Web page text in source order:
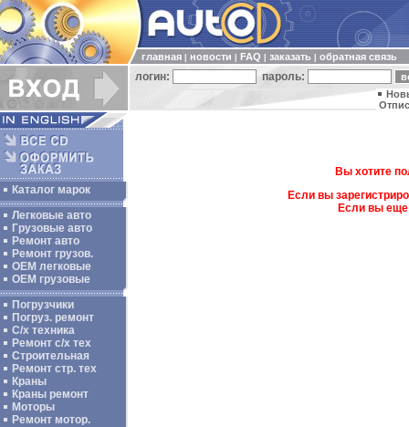
главная новости FAQ заказать обратная связь
логин: пароль:
Каталог марок
Легковые авто
Грузовые авто
Ремонт авто
Ремонт грузов.
ОЕМ легковые
OEM грузовые
Погрузчики
Погруз. ремонт
С/х техника
Ремонт с/х тех
Строительная
Ремонт стр. тех
Краны
Краны ремонт
Моторы
Ремонт мотор.
Вы хотите
Если вы
Если вы еще